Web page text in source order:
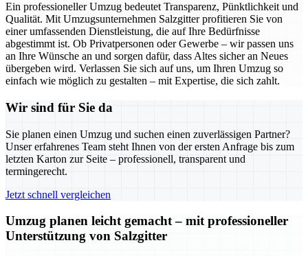
Ein professioneller Umzug bedeutet Transparenz, Pünktlichkeit und
Qualität. Mit Umzugsunternehmen Salzgitter profitieren Sie von
einer umfassenden Dienstleistung, die auf Ihre Bedürfnisse
abgestimmt ist. Ob Privatpersonen oder Gewerbe – wir passen uns
an Ihre Wünsche an und sorgen dafür, dass Altes sicher an Neues
übergeben wird. Verlassen Sie sich auf uns, um Ihren Umzug so
einfach wie möglich zu gestalten – mit Expertise, die sich zahlt.
Wir sind für Sie da
Sie planen einen Umzug und suchen einen zuverlässigen Partner?
Unser erfahrenes Team steht Ihnen von der ersten Anfrage bis zum
letzten Karton zur Seite – professionell, transparent und
termingerecht.
Jetzt schnell vergleichen
Umzug planen leicht gemacht – mit professioneller
Unterstützung von Salzgitter